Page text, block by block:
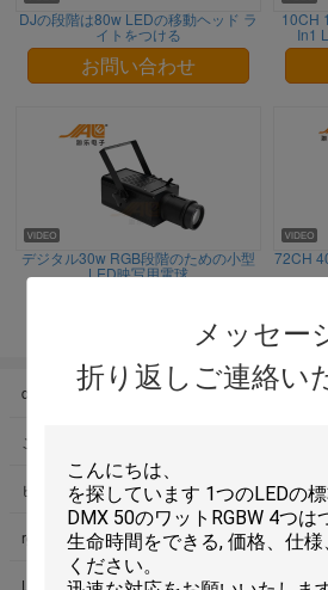
メッセー
折り返しご連絡い
DJの段階は80w LEDの移動ヘッド ラ
イトをつける
お問い合わせ
10CH
In1
デジタル30w RGB段階のための小型
LED映写用電球
72CH
dj の舞台照明 移動
ことができます led パー ライト
ビーム光ヘッドの移動 屋外
rgb の led の壁の洗濯機 LED
LEDウォールウォッシュライト 無線